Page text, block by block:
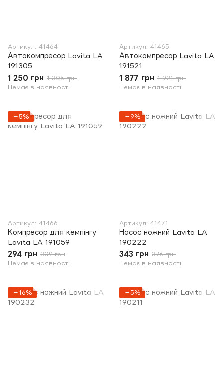
Артикул: 41464
Автокомпресор Lavita LA
191305
1 250 грн 1 305 грн
Немає в наявності
Артикул: 41465
Автокомпресор Lavita LA
191521
1 877 грн 1 921 грн
Немає в наявності
−5%
Артикул: 41466
Компресор для кемпінгу
Lavita LA 191059
294 грн 309 грн
Немає в наявності
−9%
Артикул: 41471
Насос ножний Lavita LA
190222
343 грн 376 грн
Немає в наявності
−16% −5%